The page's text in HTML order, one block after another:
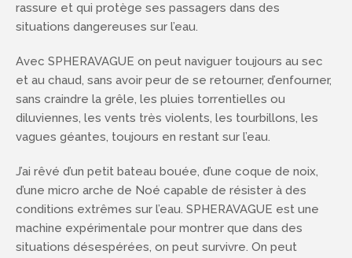
rassure et qui protège ses passagers dans des
situations dangereuses sur l’eau.
Avec SPHERAVAGUE on peut naviguer toujours au sec
et au chaud, sans avoir peur de se retourner, d’enfourner,
sans craindre la grêle, les pluies torrentielles ou
diluviennes, les vents très violents, les tourbillons, les
vagues géantes, toujours en restant sur l’eau.
J’ai rêvé d’un petit bateau bouée, d’une coque de noix,
d’une micro arche de Noé capable de résister à des
conditions extrêmes sur l’eau. SPHERAVAGUE est une
machine expérimentale pour montrer que dans des
situations désespérées, on peut survivre. On peut